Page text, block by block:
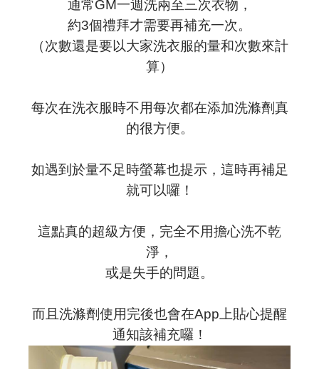
通常GM一週洗兩至三次衣物，
約3個禮拜才需要再補充一次。
（次數還是要以大家洗衣服的量和次數來計
算）
每次在洗衣服時不用每次都在添加洗滌劑真
的很方便。
如遇到於量不足時螢幕也提示，這時再補足
就可以囉！
這點真的超級方便，完全不用擔心洗不乾
淨，
或是失手的問題。
而且洗滌劑使用完後也會在App上貼心提醒
通知該補充囉！